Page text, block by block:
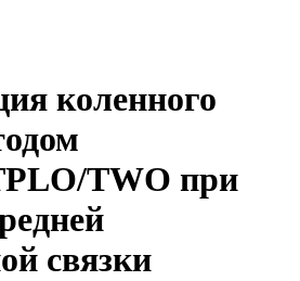
коленного
TWO при
связки